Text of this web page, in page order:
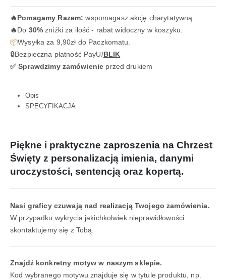
🔥Pomagamy Razem: wspomagasz akcję charytatywną.
🔥Do 30%zniżki za ilość - rabat widoczny w koszyku.
📦Wysyłka za 9,90zł do Paczkomatu.
🔒Bezpieczna płatność PayU/BLIK
✅ Sprawdzimy zamówienie przed drukiem
Opis
SPECYFIKACJA
Piękne i praktyczne zaproszenia na Chrzest
Święty z personalizacją imienia, danymi
uroczystości, sentencją oraz kopertą.
Nasi graficy czuwają nad realizacją Twojego zamówienia.
W przypadku wykrycia jakichkolwiek nieprawidłowości
skontaktujemy się z Tobą.
Znajdź konkretny motyw w naszym sklepie.
Kod wybranego motywu znajduje się w tytule produktu, np.